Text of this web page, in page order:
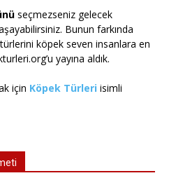
seçmezseniz gelecek
Bunun farkında
köpek seven insanlara en
yayına aldık.
için Köpek Türleri isimli